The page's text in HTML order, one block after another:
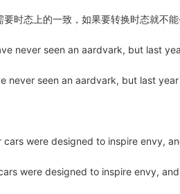
时态上的一致，如果要转换时态就不能
seen an aardvark, but last
seen an aardvark, but last year
were designed to inspire envy,
were designed to inspire envy, and